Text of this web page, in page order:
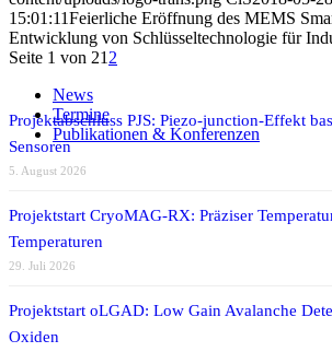
15:01:11Feierliche Eröffnung des MEMS
Entwicklung von Schlüsseltechnologie für
Seite 1 von 21 2
News
Termine
Publikationen & Konferenzen
Projektabschluss PJS: Piezo-junction-Effekt
Sensoren
5. August 2026
Projektstart CryoMAG-RX: Präziser
Temperaturen
29. Juli 2026
Projektstart oLGAD: Low Gain Avalanche
Oxiden